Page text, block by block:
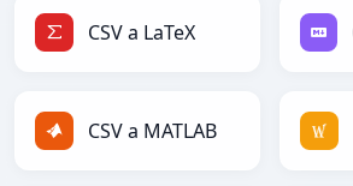
CSV a LaTeX
CSV a MATLAB